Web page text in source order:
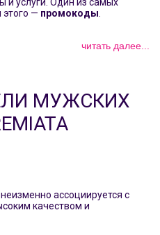
— промокоды
читать далее...
МУЖСКИХ
ассоциируется с
качеством и